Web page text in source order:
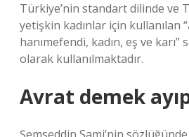
Türkiye’nin standart dilinde ve
yetişkin kadınlar için kullanılan
hanımefendi, kadın, eş ve karı”
olarak kullanılmaktadır.
Avrat demek